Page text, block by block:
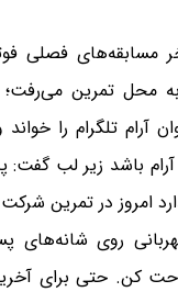
مسابقه‌های فصلی
محل تمرین می‌رفت؛
آرام تلگرام را
باشد زیر لب گفت:
امروز در تمرین
روی
کن. حتی برای